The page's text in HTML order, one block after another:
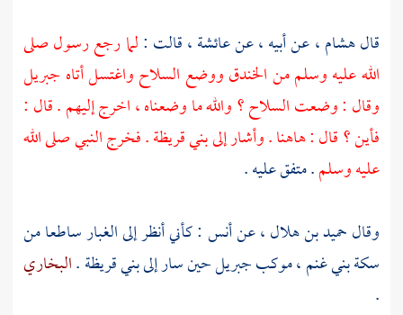
قالهشام ،عن أبيه ، عنعائشة ،قالت :لما رجع رسول صلى
الله عليه وسلم من الخندق ووضع السلاح واغتسل أتاه جبريل
وقال : وضعت السلاح ؟ والله ما وضعناه ، اخرج إليهم . قال :
فأين ؟ قال : هاهنا . وأشار إلىبني قريظة .فخرج النبي صلى الله
عليه وسلم. متفق عليه .
وقالحميد بن هلال ،عنأنس :كأني أنظر إلى الغبار ساطعا من
سكةبني غنم ،موكبجبريلحين سار إلىبني قريظة.البخاري
.